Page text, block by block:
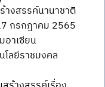
างสรรค์นานาชาติ
กรกฎาคม 2565
าเซียน
โลยีราชมงคล